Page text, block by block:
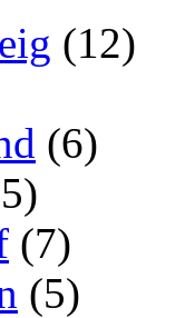
(12)
(6)
(7)
(5)